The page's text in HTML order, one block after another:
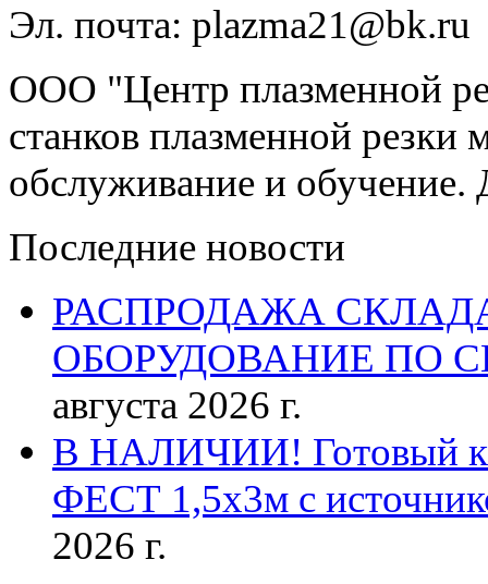
Эл. почта: plazma21@bk.ru
ООО "Центр плазменной
станков плазменной резки
обслуживание и обучение.
Последние новости
РАСПРОДАЖА
ОБОРУДОВАНИЕ ПО
августа 2026 г.
В НАЛИЧИИ! Готовый к
ФЕСТ 1,5х3м с
2026 г.